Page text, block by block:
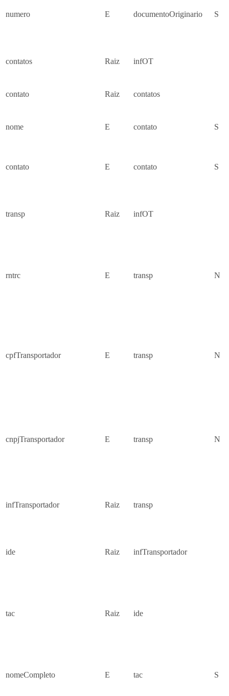
numero E documentoOriginario S
contatos Raiz infOT
contato Raiz contatos
nome E contato S
contato E contato S
transp Raiz infOT
rntrc E transp N
cpfTransportador E transp N
cnpjTransportador E transp N
infTransportador Raiz transp
ide Raiz infTransportador
tac Raiz ide
nomeCompleto E tac S